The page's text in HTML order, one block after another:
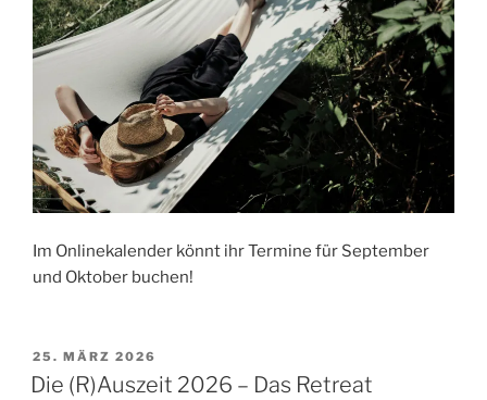
Im Onlinekalender könnt ihr Termine für September
und Oktober buchen!
VERÖFFENTLICHT
AM
25. MÄRZ 2026
Die (R)Auszeit 2026 – Das Retreat